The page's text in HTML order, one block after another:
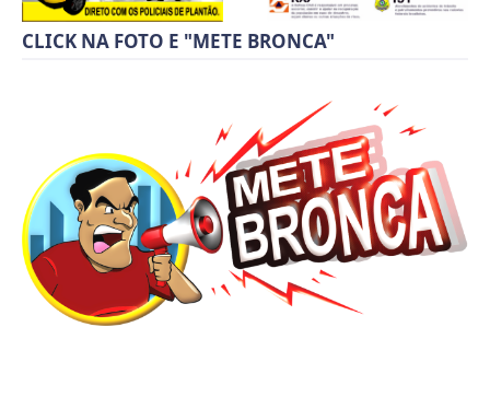
CLICK NA FOTO E "METE BRONCA"